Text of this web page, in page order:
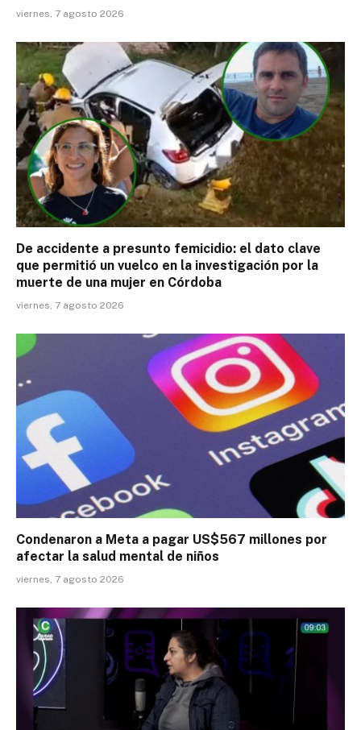
viernes, 7 agosto 2026
De accidente a presunto femicidio: el dato clave
que permitió un vuelco en la investigación por la
muerte de una mujer en Córdoba
viernes, 7 agosto 2026
Condenaron a Meta a pagar US$567 millones por
afectar la salud mental de niños
viernes, 7 agosto 2026